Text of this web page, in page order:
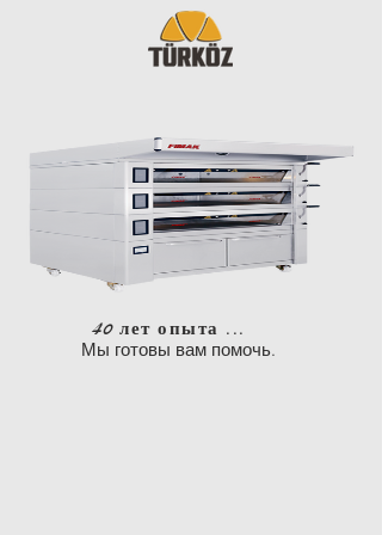
40 лет опыта ...
Мы готовы вам помочь.